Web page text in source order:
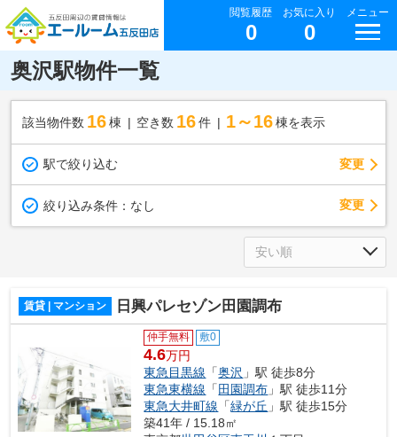
閲覧履歴
0
お気に入り
0
メニュー
奥沢駅物件一覧
該当物件数 16棟 空き数 16 件 1～16 棟を表示
駅で絞り込む 変更
絞り込み条件： なし 変更
賃貸 | マンション 日興パレセゾン田園調布
仲手無料 敷0
4.6万円
東急目黒線 「奥沢 」駅 徒歩8分
東急東横線 「 田園調布 」駅 徒歩11分
東急大井町線 「緑が丘 」駅 徒歩15分
築41年 / 15.18㎡